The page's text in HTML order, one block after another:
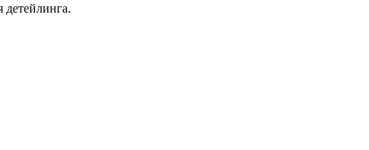
детейлинга.